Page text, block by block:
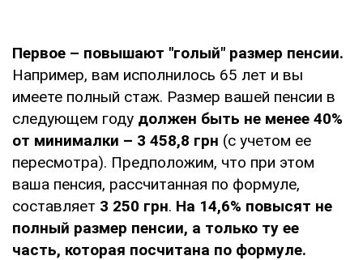
Первое – повышают "голый" размер пенсии.
Например, вам исполнилось 65 лет и вы
имеете полный стаж. Размер вашей пенсии в
следующем году должен быть не менее 40%
от минималки – 3 458,8 грн (с учетом ее
пересмотра). Предположим, что при этом
ваша пенсия, рассчитанная по формуле,
составляет 3 250 грн. На 14,6% повысят не
полный размер пенсии, а только ту ее
часть, которая посчитана по формуле.